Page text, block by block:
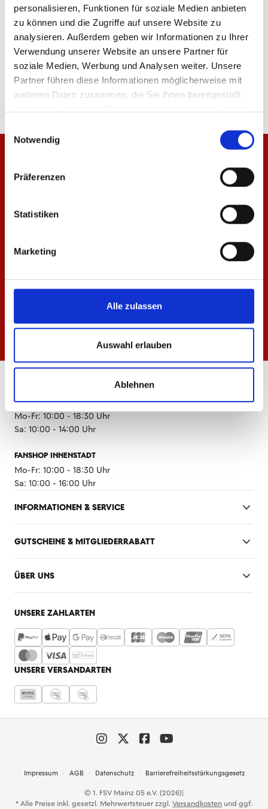
personalisieren, Funktionen für soziale Medien anbieten
zu können und die Zugriffe auf unsere Website zu
analysieren. Außerdem geben wir Informationen zu Ihrer
Verwendung unserer Website an unsere Partner für
soziale Medien, Werbung und Analysen weiter. Unsere
Partner führen diese Informationen möglicherweise mit
weiteren Daten zusammen, die Sie ihnen bereitgestellt
Notwendig
Präferenzen
Statistiken
Marketing
Alle zulassen
Auswahl erlauben
Ablehnen
IN DEN WARENKORB
Produktdetails
FANSHOP MEWA ARENA
Mo-Fr: 10:00 - 18:30 Uhr
Sa: 10:00 - 14:00 Uhr
FANSHOP INNENSTADT
Mo-Fr: 10:00 - 18:30 Uhr
Sa: 10:00 - 16:00 Uhr
INFORMATIONEN & SERVICE
GUTSCHEINE & MITGLIEDERRABATT
ÜBER UNS
UNSERE ZAHLARTEN
UNSERE VERSANDARTEN
Impressum AGB Datenschutz Barrierefreiheitsstärkungsgesetz
© 1. FSV Mainz 05 e.V. (2026)|
* Alle Preise inkl. gesetzl. Mehrwertsteuer zzgl. Versandkosten und ggf.